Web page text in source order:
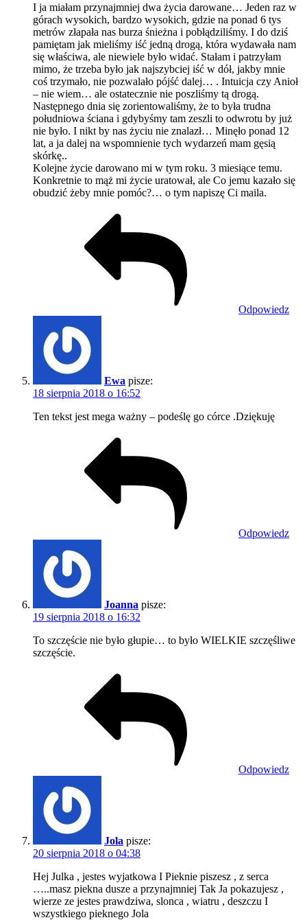
I ja miałam przynajmniej dwa życia darowane… Jeden raz w
górach wysokich, bardzo wysokich, gdzie na ponad 6 tys
metrów złapała nas burza śnieżna i pobłądziliśmy. I do dziś
pamiętam jak mieliśmy iść jedną drogą, która wydawała nam
się właściwa, ale niewiele było widać. Stałam i patrzyłam
mimo, że trzeba było jak najszybciej iść w dół, jakby mnie
coś trzymało, nie pozwalało pójść dalej… . Intuicja czy Anioł
– nie wiem… ale ostatecznie nie poszliśmy tą drogą.
Następnego dnia się zorientowaliśmy, że to była trudna
południowa ściana i gdybyśmy tam zeszli to odwrotu by już
nie było. I nikt by nas życiu nie znalazł… Minęło ponad 12
lat, a ja dalej na wspomnienie tych wydarzeń mam gęsią
skórkę..
Kolejne życie darowano mi w tym roku. 3 miesiące temu.
Konkretnie to mąż mi życie uratował, ale Co jemu kazało się
obudzić żeby mnie pomóc?… o tym napiszę Ci maila.
Odpowiedz
Ewa pisze:
18 sierpnia 2018 o 16:52
Ten tekst jest mega ważny – podeślę go córce .Dziękuję
Odpowiedz
Joanna pisze:
19 sierpnia 2018 o 16:32
To szczęście nie było głupie… to było WIELKIE szczęśliwe
szczęście.
Odpowiedz
Jola pisze:
20 sierpnia 2018 o 04:38
Hej Julka , jestes wyjatkowa I Pieknie piszesz , z serca
…..masz piekna dusze a przynajmniej Tak Ja pokazujesz ,
wierze ze jestes prawdziwa, slonca , wiatru , deszczu I
wszystkiego pieknego Jola